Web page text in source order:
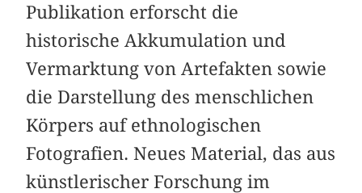
Publikation erforscht die
historische Akkumulation und
Vermarktung von Artefakten sowie
die Darstellung des menschlichen
Körpers auf ethnologischen
Fotografien. Neues Material, das aus
künstlerischer Forschung im